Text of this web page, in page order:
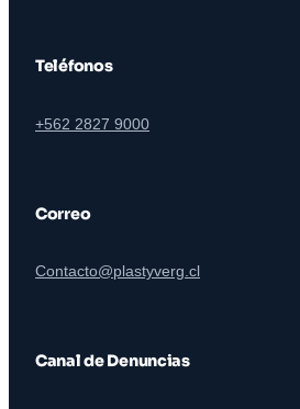
Teléfonos
+562 2827 9000
Correo
Contacto@plastyverg.cl
Canal de Denuncias